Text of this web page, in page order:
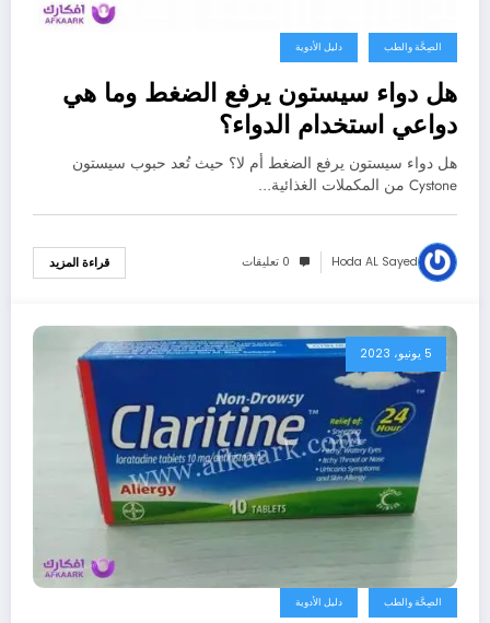
الصِحَّة والطب دليل الأدوية
هل دواء سيستون يرفع الضغط وما هي
دواعي استخدام الدواء؟
هل دواء سيستون يرفع الضغط أم لا؟ حيث تُعد حبوب سيستون
Cystone من المكملات الغذائية…
Hoda AL Sayed 0 تعليقات قراءة المزيد
5 يونيو، 2023
الصِحَّة والطب دليل الأدوية